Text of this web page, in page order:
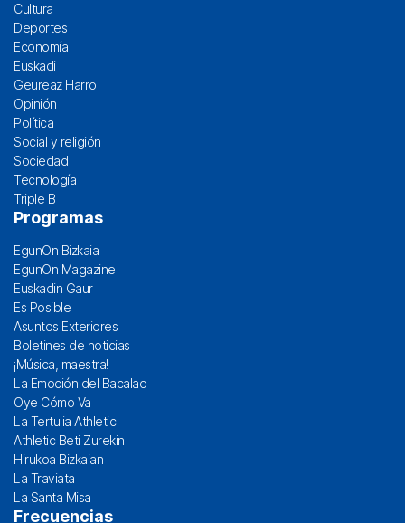
Cultura
Deportes
Economía
Euskadi
Geureaz Harro
Opinión
Política
Social y religión
Sociedad
Tecnología
Triple B
Programas
EgunOn Bizkaia
EgunOn Magazine
Euskadin Gaur
Es Posible
Asuntos Exteriores
Boletines de noticias
¡Música, maestra!
La Emoción del Bacalao
Oye Cómo Va
La Tertulia Athletic
Athletic Beti Zurekin
Hirukoa Bizkaian
La Traviata
La Santa Misa
Frecuencias